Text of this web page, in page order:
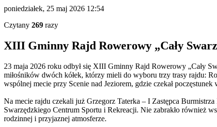
poniedziałek, 25 maj 2026 12:54
Czytany 269 razy
XIII Gminny Rajd Rowerowy „Cały
23 maja 2026 roku odbył się XIII Gminny Rajd Rowerowy „Cały
miłośników dwóch kółek, którzy mieli do wyboru trzy trasy rajdu:
wspólnej mecie przy Scenie nad Jeziorem, gdzie czekał
Na mecie rajdu czekali już Grzegorz Taterka – I Zastępca
Swarzędzkiego Centrum Sportu i Rekreacji. Nie zabrakło również
rodzinnej i przyjaznej atmosferze.